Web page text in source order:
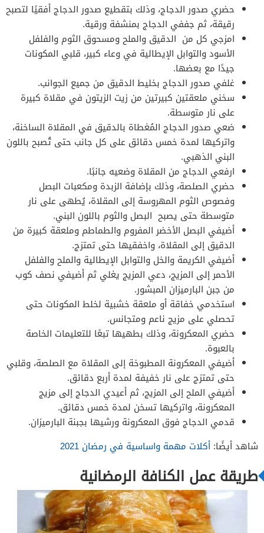
حضري صدور الدجاج، وذلك بتقطيع صدور الدجاج أفقيًا لتصبح
رقيقة، ثم جففي الدجاج بمنشفة ورقية.
امزجي كل من الدقيق والملح ومسحوق الثوم والفلفل
الأسود والتوابل الإيطالية في وعاء كبير، قلبي المكونات
جيدًا مع بعضها.
غلفي صدور الدجاج بخليط الدقيق من جميع الجوانب.
سخني ملعقتين كبيرتين من زيت الزيتون في مقلاة كبيرة
على نار متوسطة.
ضعي صدور الدجاج المُغطاة بالدقيق في المقلاة الساخنة،
واتركيها لمدة خمس دقائق على كل جانب حتى تُصبح باللون
البني الذهبي.
ارفعي الدجاج من المقلاة وضعيه جانبًا.
حضري الصلصة، وذلك بإضافة الزبدة ومكعبات البصل
وفصوص الثوم المهروسة إلى المقلاة، يُطهى على نار
متوسطة حتى يصبح البصل والثوم باللون البني.
أضيفي البصل الأخضر المفروم والطماطم وملعقة كبيرة من
الدقيق إلى المقلاة، واخفقيها حتى تمتزج.
أضيفي الكريمة والخل والتوابل الإيطالية والملح والفلفل
الأحمر إلى المزيج، دعي المزيج يغلي ثم أضيفي نصف كوب
من جبن البارميزان المبشور.
استخدمي خفاقة أو ملعقة خشبية لخلط المكونات حتى
تحصلي على مزيج ناعم ومتجانس.
حضري المعكرونة، وذلك بطهيها تبعًا للتعليمات الخاصة
بالعبوة.
أضيفي المعكرونة المطبوخة إلى المقلاة مع الصلصة، وقلبي
حتى تمتزج على نار خفيفة لمدة أربع دقائق.
أضيفي الملح إلى المزيج، ثم أعيدي الدجاج إلى مزيج
المعكرونة، واتركيها تسخن لمدة خمس دقائق.
قدمي الدجاج فوق المعكرونة ورشيها بجبنة البارميزان.
شاهد أيضًا: أكلات مهمة واساسية في رمضان 2021
طريقة عمل الكنافة الرمضانية